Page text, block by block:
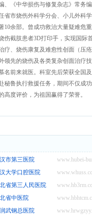
、《中华损伤与修复杂志》常务
省市烧伤外科学分会、小儿外科
余部。曾成功救治大量疑难危
伤截肢患者3D打印手，实现国际
疗、烧伤康复及难愈性创面（压
领先的烧伤及各类复杂创面治疗
前来就医。科室先后荣获全国
秘鲁执行救援任务，期间不仅成
度评价，为祖国赢得了荣誉。
www.hubei-
市第三医院
大学口腔医院
省第三人民医院
省中医院
武钢总医院